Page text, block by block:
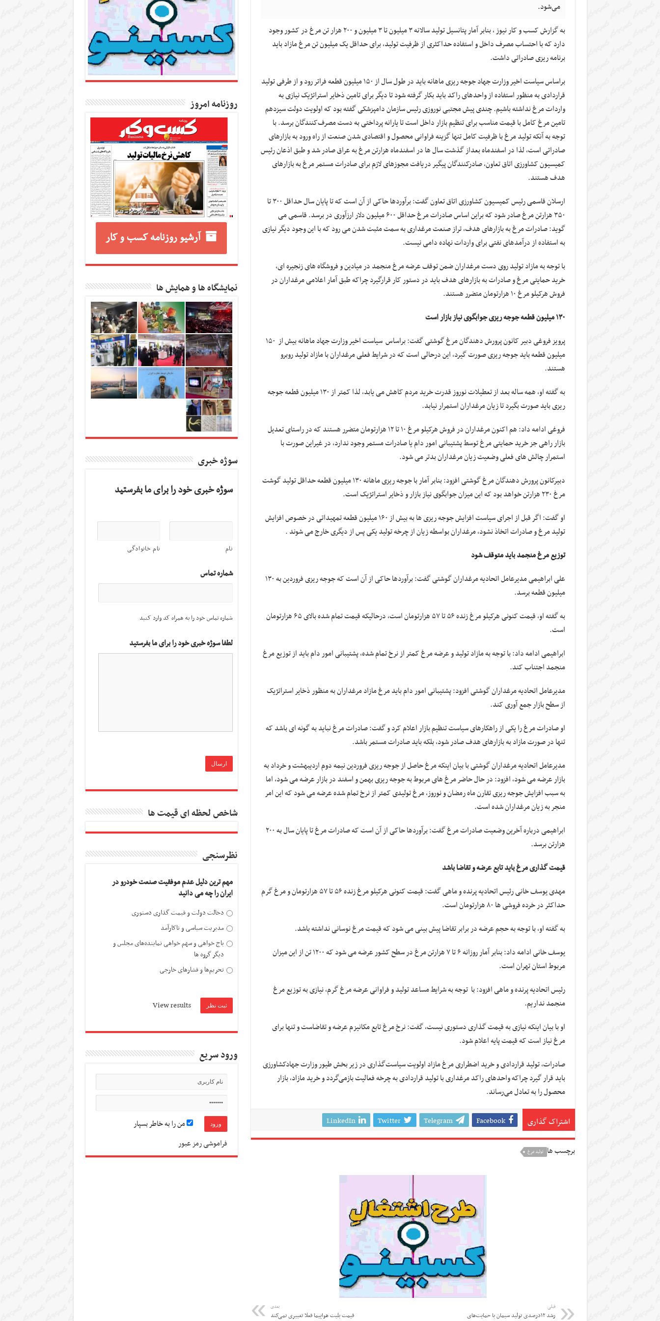
می‌شود.
به گزارش کسب و کار نیوز ، بنابر آمار پتانسیل تولید سالانه ۳ میلیون تا ۳ میلیون و ۲۰۰ هزار تن مرغ در کشور وجود
دارد که با احتساب مصرف داخل و استفاده حداکثری از ظرفیت تولید، برای حداقل یک میلیون تن مرغ مازاد باید
برنامه ریزی صادراتی داشت.
براساس سیاست اخیر وزارت جهاد جوجه ریزی ماهانه باید در طول سال از ۱۵۰ میلیون قطعه فراتر رود و از طرفی تولید
قراردادی به منظور استفاده از واحدهای راکد باید بکار گرفته شود تا دیگر برای تامین ذخایر استراتژیک نیازی به
واردات مرغ نداشته باشیم. چندی پیش مجتبی نوروزی رئیس سازمان دامپزشکی گفته بود که اولویت دولت سیزدهم
تامین مرغ کامل با قیمت مناسب برای تنظیم بازار داخل است تا یارانه پرداختی به دست مصرف‌کنندگان برسد. با
توجه به آنکه تولید مرغ با ظرفیت کامل تنها گزینه فراوانی محصول و اقتصادی شدن صنعت از راه ورود به بازارهای
صادراتی است، لذا در اسفندماه بعداز گذشت سال ها در اسفندماه هزارتن مرغ به عراق صادر شد و طبق اذعان رئیس
کمیسیون کشاورزی اتاق تعاون، صادرکنندگان پیگیر دریافت مجوزهای لازم برای صادرات مستمر مرغ به بازارهای
هدف هستند.
ارسلان قاسمی رئیس کمیسیون کشاورزی اتاق تعاون گفت: برآوردها حاکی از آن است که تا پایان سال حداقل ۳۰۰ تا
۳۵۰ هزارتن مرغ صادر شود که براین اساس صادرات مرغ حداقل ۶۰۰ میلیون دلار ارزآوری در برسد. قاسمی می
گوید: صادرات مرغ به بازارهای هدف، تراز صنعت مرغداری به سمت مثبت شدن می رود که با این وجود دیگر نیازی
به استفاده از درآمدهای نفتی برای واردات نهاده دامی نیست.
با توجه به مازاد تولید روی دست مرغداران ضمن توقف عرضه مرغ منجمد در میادین و فروشگاه های زنجیره ای،
خرید حمایتی مرغ و صادرات به بازارهای هدف باید در دستور کار قرارگیرد چراکه طبق آمار اعلامی مرغداران در
فروش هرکیلو مرغ ۱۰ هزارتومان متضرر هستند.
۱۳۰ میلیون قطعه جوجه ریزی جوابگوی نیاز بازار است
پرویز فروغی دبیر کانون پرورش دهندگان مرغ گوشتی گفت: براساس سیاست اخیر وزارت جهاد ماهانه بیش از ۱۵۰
میلیون قطعه باید جوجه ریزی صورت گیرد، این درحالی است که در شرایط فعلی مرغداران با مازاد تولید روبرو
هستند.
به گفته او، همه ساله بعد از تعطیلات نوروز قدرت خرید مردم کاهش می یابد، لذا کمتر از ۱۳۰ میلیون قطعه جوجه
ریزی باید صورت بگیرد تا زیان مرغداران استمرار نیابد.
فروغی ادامه داد: هم اکنون مرغداران در فروش هرکیلو مرغ ۱۰ تا ۱۲ هزارتومان متضرر هستند که در راستای تعدیل
بازار راهی جز خرید حمایتی مرغ توسط پشتیبانی امور دام یا صادرات مستمر وجود ندارد، در غیراین صورت با
استمرار چالش های فعلی وضعیت زیان مرغداران بدتر می شود.
دبیرکانون پرورش دهندگان مرغ گوشتی افزود: بنابر آمار با جوجه ریزی ماهانه ۱۳۰ میلیون قطعه حداقل تولید گوشت
مرغ ۲۳۰ هزارتن خواهد بود که این میزان جوابگوی نیاز بازار و ذخایر استراتژیک است.
او گفت: اگر قبل از اجرای سیاست افزایش جوجه ریزی ها به بیش از ۱۶۰ میلیون قطعه تمهیداتی در خصوص افزایش
تولید مرغ و صادرات اتخاذ نشود، مرغداران بواسطه زیان از چرخه تولید یکی پس از دیگری خارج می شوند .
توزیع مرغ منجمد باید متوقف شود
علی ابراهیمی مدیرعامل اتحادیه مرغداران گوشتی گفت: برآوردها حاکی از آن است که جوجه ریزی فروردین به ۱۳۰
میلیون قطعه برسد.
به گفته او، قیمت کنونی هرکیلو مرغ زنده ۵۶ تا ۵۷ هزارتومان است، درحالیکه قیمت تمام شده بالای ۶۵ هزارتومان
است.
ابراهیمی ادامه داد: با توجه به مازاد تولید و عرضه مرغ کمتر از نرخ تمام شده، پشتیبانی امور دام باید از توزیع مرغ
منجمد اجتناب کند.
مدیرعامل اتحادیه مرغداران گوشتی افزود: پشتیبانی امور دام باید مرغ مازاد مرغداران به منظور ذخایر استراتژیک
از سطح بازار جمع آوری کند.
او صادرات مرغ را یکی از راهکارهای سیاست تنظیم بازار اعلام کرد و گفت: صادرات مرغ نباید به گونه ای باشد که
تنها در صورت مازاد به بازارهای هدف صادر شود، بلکه باید صادرات مستمر باشد.
مدیرعامل اتحادیه مرغداران گوشتی با بیان اینکه مرغ حاصل از جوجه ریزی فروردین نیمه دوم اردیبهشت و خرداد به
بازار عرضه می شود، افزود: در حال حاضر مرغ های مربوط به جوجه ریزی بهمن و اسفند در بازار عرضه می شود، اما
به سبب افزایش جوجه ریزی تقارن ماه رمضان و نوروز، مرغ تولیدی کمتر از نرخ تمام شده عرضه می شود که این امر
منجر به زیان مرغداران شده است.
ابراهیمی درباره آخرین وضعیت صادرات مرغ گفت: برآوردها حاکی از آن است که صادرات مرغ تا پایان سال به ۲۰۰
هزارتن برسد.
قیمت گذاری مرغ باید تابع عرضه و تقاضا باشد
مهدی یوسف خانی رئیس اتحادیه پرنده و ماهی گفت: قیمت کنونی هرکیلو مرغ زنده ۵۶ تا ۵۷ هزارتومان و مرغ گرم
حداکثر در خرده فروشی ها ۸۰ هزارتومان است.
به گفته او، با توجه به حجم عرضه در برابر تقاضا پیش بینی می شود که قیمت مرغ نوسانی نداشته باشد.
یوسف خانی ادامه داد: بنابر آمار روزانه ۶ تا ۷ هزارتن مرغ در سطح کشور عرضه می شود که ۱۲۰۰ تن از این میزان
مربوط استان تهران است.
رئیس اتحادیه پرنده و ماهی افزود: با توجه به شرایط مساعد تولید و فراوانی عرضه مرغ گرم، نیازی به توزیع مرغ
منجمد نداریم.
او با بیان اینکه نیازی به قیمت گذاری دستوری نیست، گفت: نرخ مرغ تابع مکانیزم عرضه و تقاضاست و تنها برای
مرغ نیاز است که قیمت پایه اعلام شود.
صادرات، تولید قراردادی و خرید اضطراری مرغ مازاد اولویت سیاست‌گذاری در زیر بخش طیور وزارت جهادکشاورزی
باید قرار گیرد چراکه واحد‌های راکد مرغداری با تولید قراردادی به چرخه فعالیت بازمی‌گردد و خرید مازاد، بازار
محصول را به تعادل می‌رساند.
اشتراک گذاری Facebook
Telegram
Twitter
LinkedIn
برچسب ها تولید مرغ
قبلی
رشد ۱۲درصدی تولید سیمان با حمایت‌های
بعدی
قیمت بلیت هواپیما فعلا تغییری نمی‌کند
روزنامه امروز
آرشیو روزنامه کسب و کار
نمایشگاه ها و همایش ها
سوژه خبری
سوژه خبری خود را برای ما بفرستید
نام نام خانوادگی
شماره تماس
شماره تماس خود را به همراه کد وارد کنید
لطفا سوژه خبری خود را برای ما بفرستید
شاخص لحظه ای قیمت ها
نظرسنجی
مهم ترین دلیل عدم موفقیت صنعت خودرو در
ایران را چه می دانید
دخالت دولت و قیمت گذاری دستوری
مدیریت سیاسی و ناکارآمد
باج خواهی و سهم خواهی نماینده‌های مجلس و
دیگر گروه ها
تحریم‌ها و فشارهای خارجی
View results
ورود سریع
من را به خاطر بسپار
فراموشی رمز عبور